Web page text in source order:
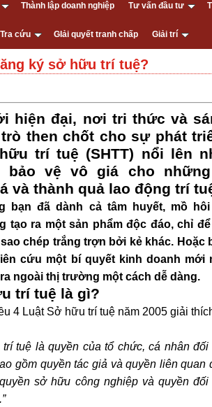
Thành lập doanh nghiệp Tư vấn đầu tư
Tra cứu GIải quyết tranh chấp Giải trí
ký sở hữu trí tuệ?
hiện đại, nơi tri thức và
then chốt cho sự phát
trí tuệ (SHTT) nổi lên
bảo vệ vô giá cho
và thành quả lao động trí
bạn đã dành cả tâm huyết, mồ
tạo ra một sản phẩm độc đáo, chỉ
chép trắng trợn bởi kẻ khác. Hoặc
cứu một bí quyết kinh doanh mới
ngoài thị trường một cách dễ dàng.
trí tuệ là gì?
4 Luật Sở hữu trí tuệ năm 2005 giải
trí tuệ là quyền của tổ chức, cá nhân
gồm quyền tác giả và quyền liên quan
sở hữu công nghiệp và quyền đối